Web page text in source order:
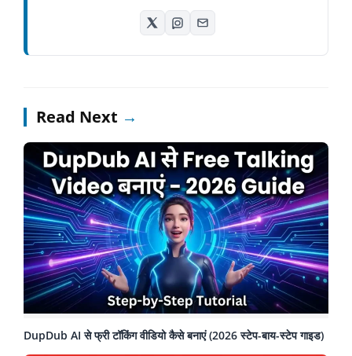
Read Next →
DupDub AI से फ्री टॉकिंग वीडियो कैसे बनाएं (2026 स्टेप-बाय-स्टेप गाइड)